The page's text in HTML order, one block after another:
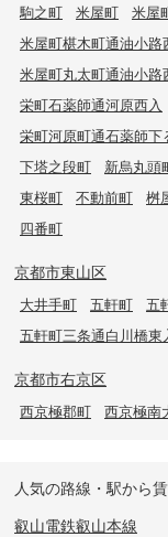
駒之町
米屋町 米屋
米屋町椹木町通油小路
米屋町丸太町通油小路
栄町石薬師通河原西入
栄町河原町通石薬師下
下塔之段町
新烏丸頭
東桜町
不動前町 桝
四番町
京都市東山区
大井手町 五軒町
五
五軒町三条通白川橋東
京都市右京区
西京極郡町 西京極南
人気の路線・駅から
叡山電鉄叡山本線